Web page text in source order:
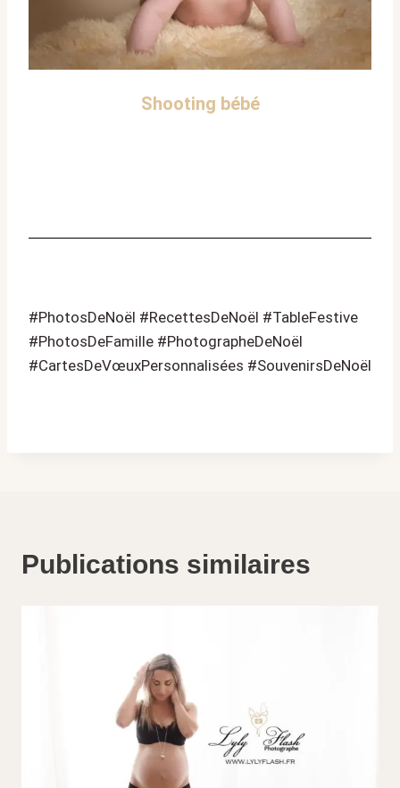
Shooting bébé
#PhotosDeNoël #RecettesDeNoël #TableFestive
#PhotosDeFamille #PhotographeDeNoël
#CartesDeVœuxPersonnalisées #SouvenirsDeNoël
Publications similaires